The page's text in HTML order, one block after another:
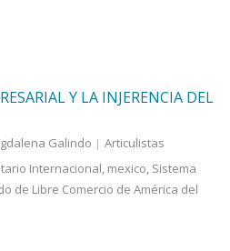
Y LA INJERENCIA DEL
Galindo
Articulistas
Internacional, mexico, Sistema
de Libre Comercio de América del